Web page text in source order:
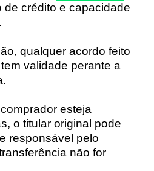
de crédito e capacidade
qualquer acordo feito
validade perante a
esteja
o titular original pode
responsável pelo
não for